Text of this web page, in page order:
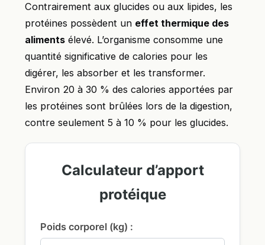
Contrairement aux glucides ou aux lipides, les
protéines possèdent un effet thermique des
aliments élevé. L’organisme consomme une
quantité significative de calories pour les
digérer, les absorber et les transformer.
Environ 20 à 30 % des calories apportées par
les protéines sont brûlées lors de la digestion,
contre seulement 5 à 10 % pour les glucides.
Calculateur d’apport
protéique
Poids corporel (kg) :